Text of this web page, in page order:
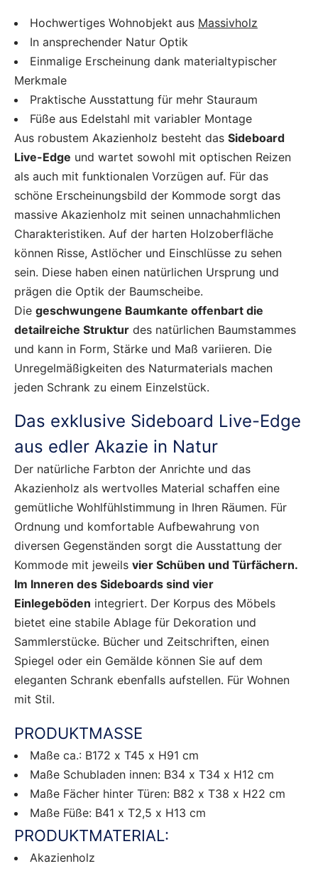
Hochwertiges Wohnobjekt aus Massivholz
In ansprechender Natur Optik
Einmalige Erscheinung dank materialtypischer
Merkmale
Praktische Ausstattung für mehr Stauraum
Füße aus Edelstahl mit variabler Montage
Aus robustem Akazienholz besteht das Sideboard
Live-Edge und wartet sowohl mit optischen Reizen
als auch mit funktionalen Vorzügen auf. Für das
schöne Erscheinungsbild der Kommode sorgt das
massive Akazienholz mit seinen unnachahmlichen
Charakteristiken. Auf der harten Holzoberfläche
können Risse, Astlöcher und Einschlüsse zu sehen
sein. Diese haben einen natürlichen Ursprung und
prägen die Optik der Baumscheibe.
Die geschwungene Baumkante offenbart die
detailreiche Struktur des natürlichen Baumstammes
und kann in Form, Stärke und Maß variieren. Die
Unregelmäßigkeiten des Naturmaterials machen
jeden Schrank zu einem Einzelstück.
Das exklusive Sideboard Live-Edge
aus edler Akazie in Natur
Der natürliche Farbton der Anrichte und das
Akazienholz als wertvolles Material schaffen eine
gemütliche Wohlfühlstimmung in Ihren Räumen. Für
Ordnung und komfortable Aufbewahrung von
diversen Gegenständen sorgt die Ausstattung der
Kommode mit jeweils vier Schüben und Türfächern.
Im Inneren des Sideboards sind vier
Einlegeböden integriert. Der Korpus des Möbels
bietet eine stabile Ablage für Dekoration und
Sammlerstücke. Bücher und Zeitschriften, einen
Spiegel oder ein Gemälde können Sie auf dem
eleganten Schrank ebenfalls aufstellen. Für Wohnen
mit Stil.
PRODUKTMASSE
Maße ca.: B172 x T45 x H91 cm
Maße Schubladen innen: B34 x T34 x H12 cm
Maße Fächer hinter Türen: B82 x T38 x H22 cm
Maße Füße: B41 x T2,5 x H13 cm
PRODUKTMATERIAL:
Akazienholz